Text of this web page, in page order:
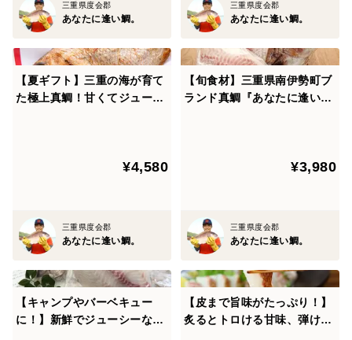
お食い初めに、お七夜に。祝い鯛として
-------------------------------------------------------
あなたに逢い鯛。で、お子様に逢えた喜びを味わいませ
んか。
お食い初めやお七夜だけでなく、還暦、古希、喜寿、傘
ご卒業や入学、受験合格、引っ越し祝い、結婚祝いなど
-------------------------------------------------------
熨斗もご用意いたします
-------------------------------------------------------
オリジナルデザインの熨斗もご用意しております。（慶
事用花結びのみ）
三重県度会郡
あなたに逢い鯛。
三重県度会郡
あなたに逢い鯛。
【夏ギフト】三重の海が育て
た極上真鯛！甘くてジューシ
¥4,580
三重県度会郡
あなたに逢い鯛。
【旬食材】三重県南伊勢町ブ
ランド真鯛『あなたに逢い
¥3,980
三重県度会郡
あなたに逢い鯛。
【キャンプやバーベキュー
に！】新鮮でジューシーな鯛
【皮まで旨味がたっぷり！】
炙るとトロける甘味、弾ける